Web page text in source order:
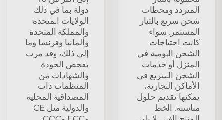
المتردد ومحطات
شحن سريع بالتيار
المستمر. سواء
كانت احتياجات
الشحن اليومية في
المنزل أو خدمات
الشحن السريع في
الأماكن التجارية،
يمكنها تقديم حلول
مناسبة. الخط
دولة بما في ذلك
الولايات المتحدة
والمملكة المتحدة
وألمانيا وفرنسا وما
إلى ذلك، وقد مرت
بفحص الجودة
والشهادات من
المنظمات ذات
المصداقية المحلية
والدولية مثل CE